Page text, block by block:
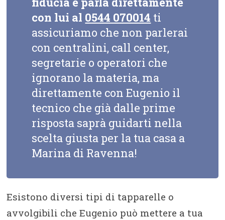
con lui al 0544 070014 ti
assicuriamo che non parlerai
con centralini, call center,
segretarie o operatori che
ignorano la materia, ma
direttamente con Eugenio il
tecnico che già dalle prime
risposta saprà guidarti nella
scelta giusta per la tua casa a
Marina di Ravenna!
Esistono diversi tipi di tapparelle o
avvolgibili che Eugenio può mettere a tua